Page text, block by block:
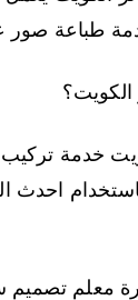
طباعة صور
خدمة
معلم